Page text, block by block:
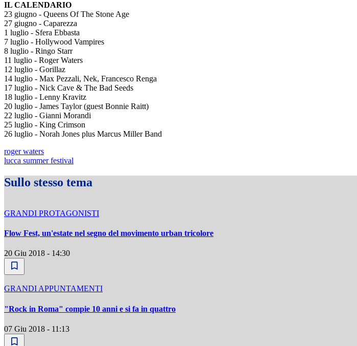
IL CALENDARIO
23 giugno - Queens Of The Stone Age
27 giugno - Caparezza
1 luglio - Sfera Ebbasta
7 luglio - Hollywood Vampires
8 luglio - Ringo Starr
11 luglio - Roger Waters
12 luglio - Gorillaz
14 luglio - Max Pezzali, Nek, Francesco Renga
17 luglio - Nick Cave & The Bad Seeds
18 luglio - Lenny Kravitz
20 luglio - James Taylor (guest Bonnie Raitt)
22 luglio - Gianni Morandi
25 luglio - King Crimson
26 luglio - Norah Jones plus Marcus Miller Band
roger waters
lucca summer festival
Sullo stesso tema
GRANDI PROTAGONISTI
Flow Fest, un'estate nel segno del movimento urban tricolore
20 Giu 2018 - 14:30
GRANDI APPUNTAMENTI
"Rock in Roma" compie 10 anni e si fa in quattro
07 Giu 2018 - 11:13